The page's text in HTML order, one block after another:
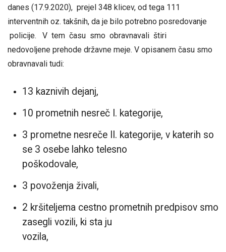
danes (17.9.2020), prejel 348 klicev, od tega 111
interventnih oz. takšnih, da je bilo potrebno posredovanje
policije. V tem času smo obravnavali štiri
nedovoljene prehode državne meje. V opisanem času smo
obravnavali tudi:
13 kaznivih dejanj,
10 prometnih nesreč I. kategorije,
3 prometne nesreče II. kategorije, v katerih so
se 3 osebe lahko telesno
poškodovale,
3 povoženja živali,
2 kršiteljema cestno prometnih predpisov smo
zasegli vozili, ki sta ju
vozila,